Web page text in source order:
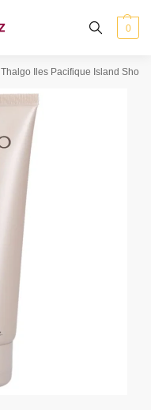
0
Thalgo Iles Pacifique Island